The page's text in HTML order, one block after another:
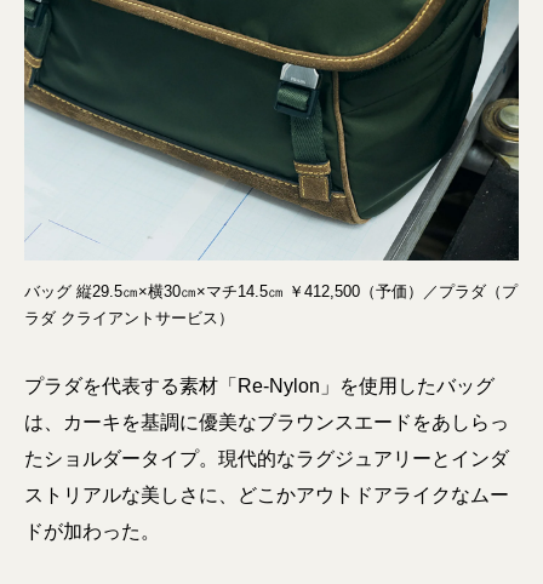
バッグ 縦29.5㎝×横30㎝×マチ14.5㎝ ￥412,500（予価）／プラダ（プ
ラダ クライアントサービス）
プラダを代表する素材「Re-Nylon」を使用したバッグ
は、カーキを基調に優美なブラウンスエードをあしらっ
たショルダータイプ。現代的なラグジュアリーとインダ
ストリアルな美しさに、どこかアウトドアライクなムー
ドが加わった。